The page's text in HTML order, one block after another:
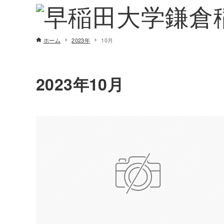
ホーム 2023年 10月
2023年10月